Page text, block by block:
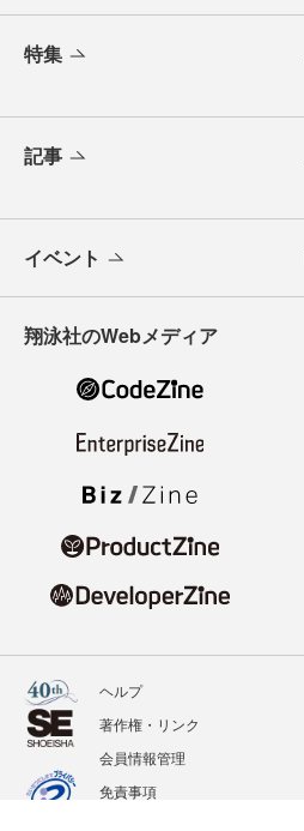
特集
記事
イベント
翔泳社のWebメディア
ヘルプ
著作権・リンク
会員情報管理
免責事項